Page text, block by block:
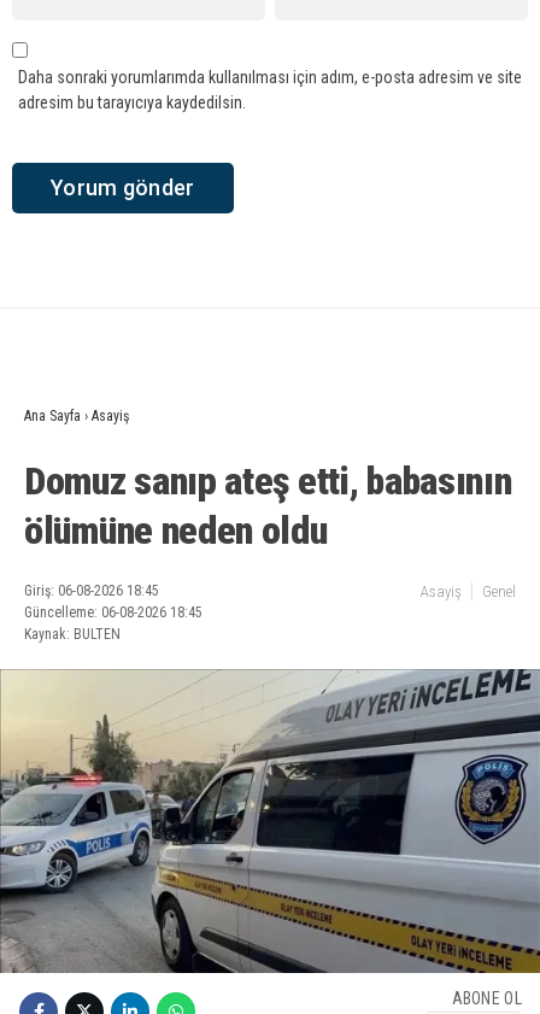
Daha sonraki yorumlarımda kullanılması için adım, e-posta adresim ve site
adresim bu tarayıcıya kaydedilsin.
Ana Sayfa › Asayiş
Domuz sanıp ateş etti, babasının
ölümüne neden oldu
Giriş: 06-08-2026 18:45
Güncelleme: 06-08-2026 18:45
Kaynak: BULTEN
Asayiş Genel
ABONE OL